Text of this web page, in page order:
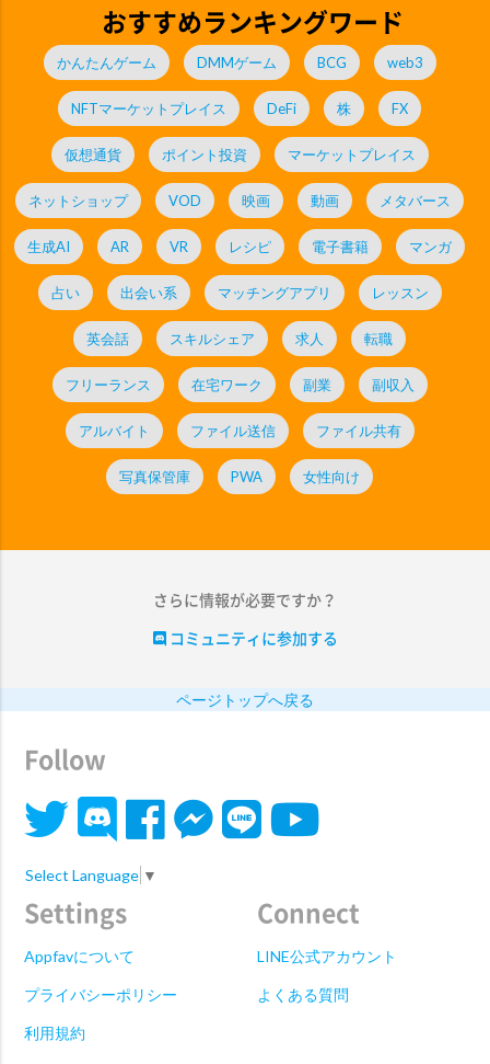
おすすめランキングワード
かんたんゲーム DMMゲーム BCG web3
NFTマーケットプレイス DeFi 株 FX
仮想通貨 ポイント投資 マーケットプレイス
ネットショップ VOD 映画 動画 メタバース
生成AI AR VR レシピ 電子書籍 マンガ
占い 出会い系 マッチングアプリ レッスン
英会話 スキルシェア 求人 転職
フリーランス 在宅ワーク 副業 副収入
アルバイト ファイル送信 ファイル共有
写真保管庫 PWA 女性向け
さらに情報が必要ですか？
コミュニティに参加する
ページトップへ戻る
Follow
Select Language ▼
Settings
Appfavについて
プライバシーポリシー
利用規約
Connect
LINE公式アカウント
よくある質問